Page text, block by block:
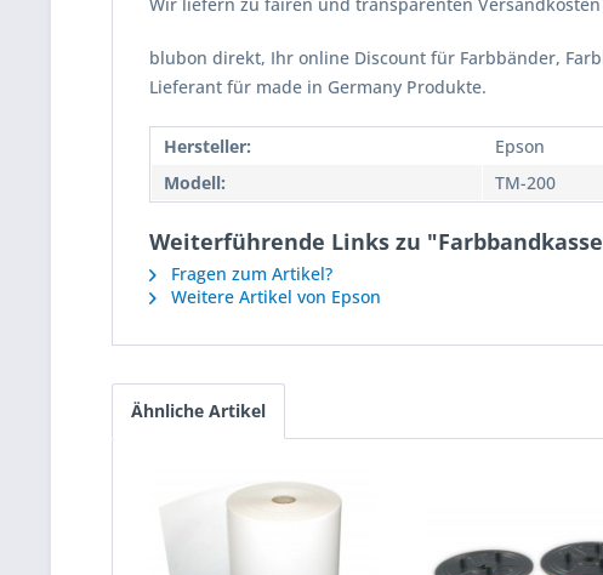
blubon direkt, Ihr online Discount für Farbbänder,
Lieferant für made in Germany Produkte.
Hersteller:
Epson
Modell:
TM-200
Weiterführende Links zu
Fragen zum Artikel?
Weitere Artikel von Epson
Ähnliche Artikel